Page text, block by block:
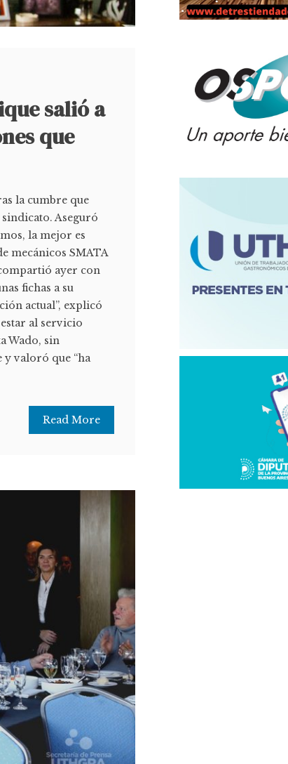
salió a
que
la cumbre que
Aseguró
la mejor es
mecánicos SMATA
ayer con
fichas a su
actual”, explicó
al servicio
Wado, sin
y valoró que “ha
Read More